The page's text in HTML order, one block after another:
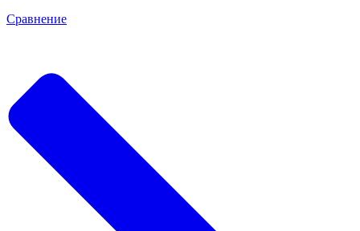
Сравнение